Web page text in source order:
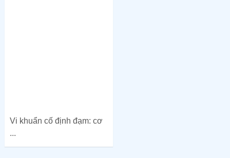
Vi khuẩn cố định đạm: cơ
...